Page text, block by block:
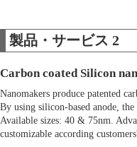
製品・サービス 2
Carbon coated Silicon
Nanomakers produce patented
By using silicon-based anode,
Available sizes: 40 & 75nm.
customizable according